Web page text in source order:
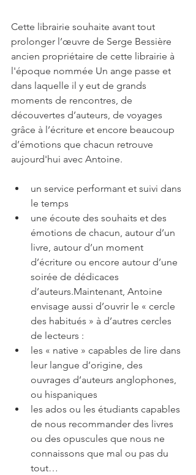
Cette librairie souhaite avant tout
prolonger l’œuvre de Serge Bessière
ancien propriétaire de cette librairie à
l'époque nommée Un ange passe et
dans laquelle i l y eut de grands
moments de rencontres, de
découvertes d’auteurs, de voyages
grâce à l’écriture et encore beaucoup
d’émotions que chacun retrouve
aujourd'hui avec Antoine.
un service performant et suivi dans
le temps
une écoute des souhaits et des
émotions de chacun, autour d’un
livre, autour d’un moment
d’écriture ou encore autour d’une
soirée de dédicaces
d’auteurs.Maintenant, Antoine
envisage aussi d’ouvrir le « cercle
des habitués » à d’autres cercles
de lecteurs :
les « native » capables de lire dans
leur langue d’origine, des
ouvrages d’auteurs anglophones,
ou hispaniques
les ados ou les étudiants capables
de nous recommander des livres
ou des opuscules que nous ne
connaissons que mal ou pas du
tout…